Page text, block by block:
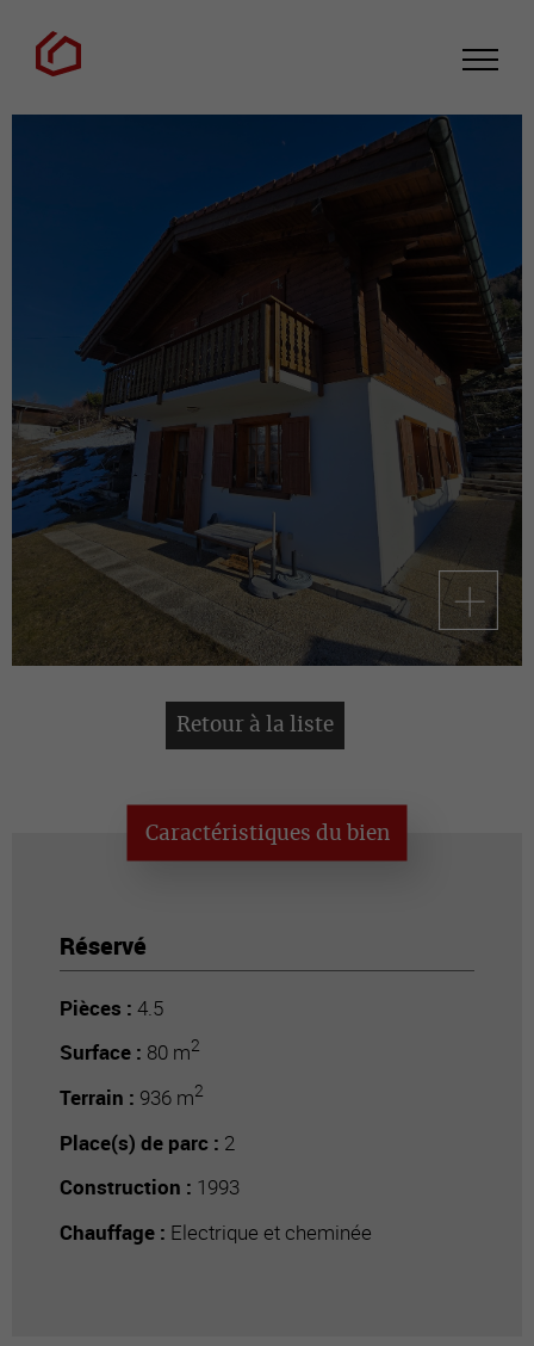
Retour à la liste
Caractéristiques du bien
Réservé
Pièces : 4.5
Surface : 80 m2
Terrain : 936 m2
Place(s) de parc : 2
Construction : 1993
Chauffage : Electrique et cheminée